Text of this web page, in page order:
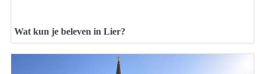
Wat kun je beleven in Lier?